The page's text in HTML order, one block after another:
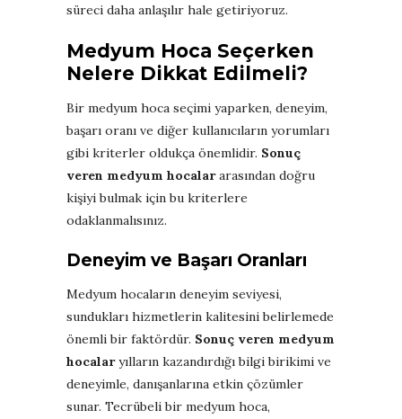
süreci daha anlaşılır hale getiriyoruz.
Medyum Hoca Seçerken
Nelere Dikkat Edilmeli?
Bir medyum hoca seçimi yaparken, deneyim,
başarı oranı ve diğer kullanıcıların yorumları
gibi kriterler oldukça önemlidir. Sonuç
veren medyum hocalararasından doğru
kişiyi bulmak için bu kriterlere
odaklanmalısınız.
Deneyim ve Başarı Oranları
Medyum hocaların deneyim seviyesi,
sundukları hizmetlerin kalitesini belirlemede
önemli bir faktördür. Sonuç veren medyum
hocalaryılların kazandırdığı bilgi birikimi ve
deneyimle, danışanlarına etkin çözümler
sunar. Tecrübeli bir medyum hoca,